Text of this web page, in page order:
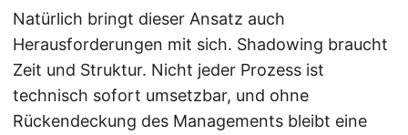
Natürlich bringt dieser Ansatz auch
Herausforderungen mit sich. Shadowing braucht
Zeit und Struktur. Nicht jeder Prozess ist
technisch sofort umsetzbar, und ohne
Rückendeckung des Managements bleibt eine